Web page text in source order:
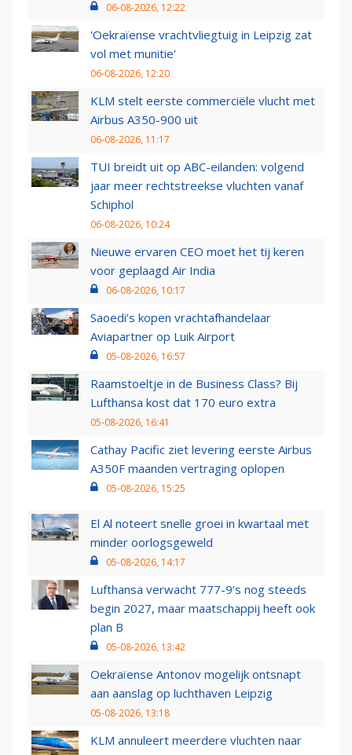
06-08-2026, 12:22
'Oekraïense vrachtvliegtuig in Leipzig zat
vol met munitie'
06-08-2026, 12:20
KLM stelt eerste commerciële vlucht met
Airbus A350-900 uit
06-08-2026, 11:17
TUI breidt uit op ABC-eilanden: volgend
jaar meer rechtstreekse vluchten vanaf
Schiphol
06-08-2026, 10:24
Nieuwe ervaren CEO moet het tij keren
voor geplaagd Air India
06-08-2026, 10:17
Saoedi’s kopen vrachtafhandelaar
Aviapartner op Luik Airport
05-08-2026, 16:57
Raamstoeltje in de Business Class? Bij
Lufthansa kost dat 170 euro extra
05-08-2026, 16:41
Cathay Pacific ziet levering eerste Airbus
A350F maanden vertraging oplopen
05-08-2026, 15:25
El Al noteert snelle groei in kwartaal met
minder oorlogsgeweld
05-08-2026, 14:17
Lufthansa verwacht 777-9’s nog steeds
begin 2027, maar maatschappij heeft ook
plan B
05-08-2026, 13:42
Oekraïense Antonov mogelijk ontsnapt
aan aanslag op luchthaven Leipzig
05-08-2026, 13:18
KLM annuleert meerdere vluchten naar